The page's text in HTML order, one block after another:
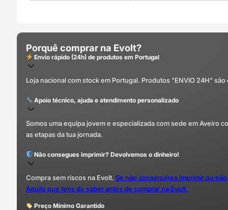
Porquê comprar na Evolt?
Envio rápido (24h) de produtos em Portugal
Loja nacional com stock em Portugal. Produtos "ENVIO 24H"
Apoio técnico, ajuda e atendimento personalizado
Somos uma equipa jovem e especializada com sede em Aveiro
as etapas da tua jornada.
Não consegues imprimir? Devolvemos o dinheiro!
Compra sem riscos na Evolt. Se não conseguires imprimir ou
Aquilo que tens de saber antes de comprar na Evolt.
Preço Mínimo Garantido